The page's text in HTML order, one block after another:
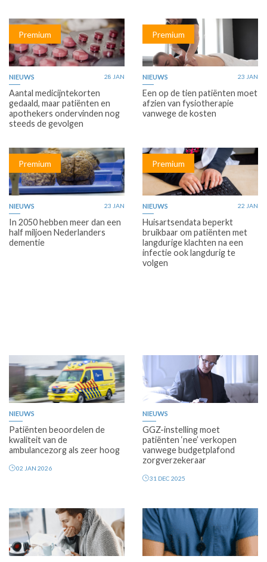
Premium
NIEUWS 28 JAN
Aantal medicijntekorten
gedaald, maar patiënten en
apothekers ondervinden nog
steeds de gevolgen
Premium
NIEUWS 23 JAN
Een op de tien patiënten moet
afzien van fysiotherapie
vanwege de kosten
Premium
NIEUWS 23 JAN
In 2050 hebben meer dan een
half miljoen Nederlanders
dementie
Premium
NIEUWS 22 JAN
Huisartsendata beperkt
bruikbaar om patiënten met
langdurige klachten na een
infectie ook langdurig te
volgen
Premium
NIEUWS
Patiënten beoordelen de
kwaliteit van de
ambulancezorg als zeer hoog
02 JAN 2026
Premium
NIEUWS
GGZ-instelling moet
patiënten ‘nee’ verkopen
vanwege budgetplafond
zorgverzekeraar
31 DEC 2025
Premium Premium